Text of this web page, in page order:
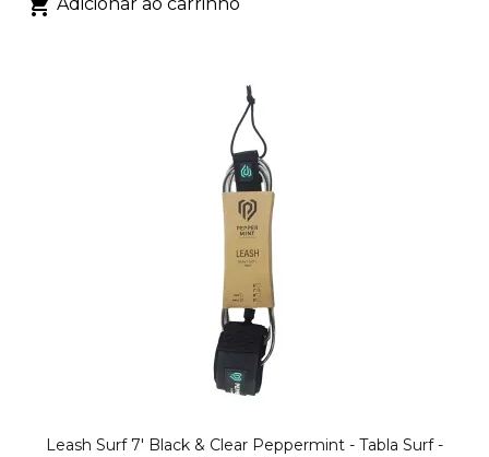
 Adicionar ao carrinho
Leash Surf 7' Black & Clear Peppermint - Tabla Surf -